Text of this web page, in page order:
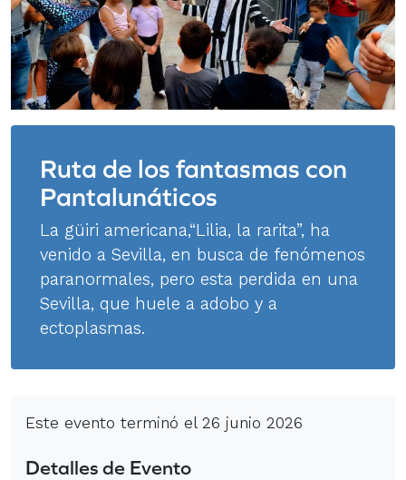
Ruta de los fantasmas con
Pantalunáticos
La güiri americana,“Lilia, la rarita”, ha
venido a Sevilla, en busca de fenómenos
paranormales, pero esta perdida en una
Sevilla, que huele a adobo y a
ectoplasmas.
Este evento terminó el 26 junio 2026
Detalles de Evento